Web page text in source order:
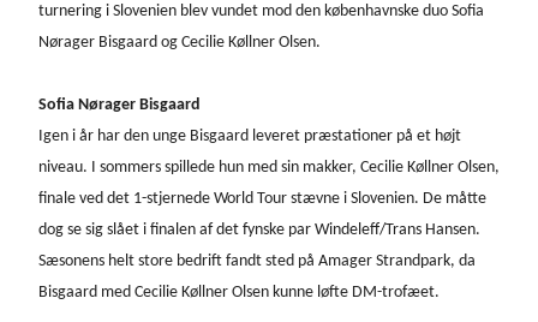
turnering i Slovenien blev vundet mod den københavnske duo Sofia
Nørager Bisgaard og Cecilie Køllner Olsen.
Sofia Nørager Bisgaard
Igen i år har den unge Bisgaard leveret præstationer på et højt
niveau. I sommers spillede hun med sin makker, Cecilie Køllner Olsen,
finale ved det 1-stjernede World Tour stævne i Slovenien. De måtte
dog se sig slået i finalen af det fynske par Windeleff/Trans Hansen.
Sæsonens helt store bedrift fandt sted på Amager Strandpark, da
Bisgaard med Cecilie Køllner Olsen kunne løfte DM-trofæet.